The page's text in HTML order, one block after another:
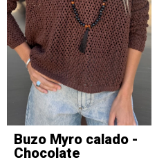
Buzo Myro calado -
Chocolate